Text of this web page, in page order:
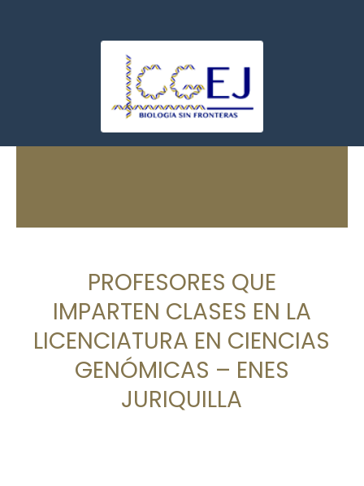
PROFESORES QUE
IMPARTEN CLASES EN LA
LICENCIATURA EN CIENCIAS
GENÓMICAS – ENES
JURIQUILLA